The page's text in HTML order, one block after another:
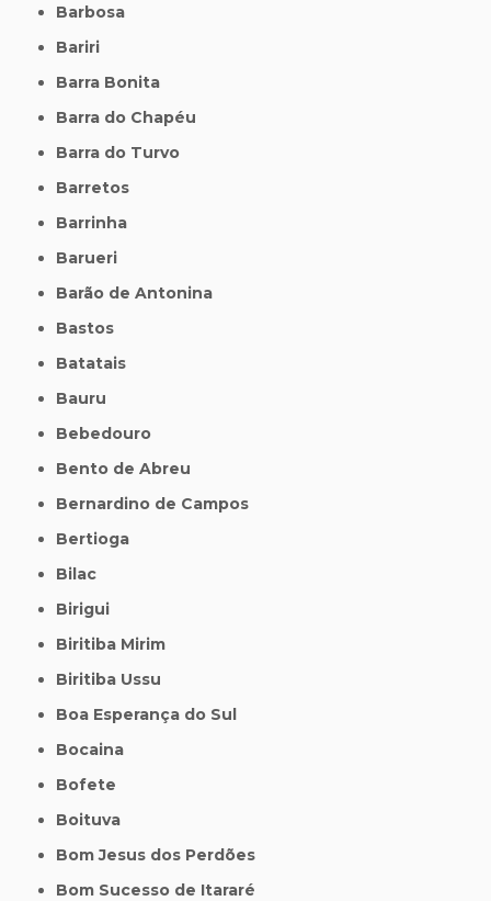
Barbosa
Bariri
Barra Bonita
Barra do Chapéu
Barra do Turvo
Barretos
Barrinha
Barueri
Barão de Antonina
Bastos
Batatais
Bauru
Bebedouro
Bento de Abreu
Bernardino de Campos
Bertioga
Bilac
Birigui
Biritiba Mirim
Biritiba Ussu
Boa Esperança do Sul
Bocaina
Bofete
Boituva
Bom Jesus dos Perdões
Bom Sucesso de Itararé